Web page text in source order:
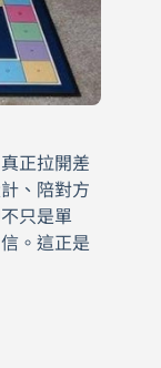
正拉開差
、陪對方
只是單
。這正是